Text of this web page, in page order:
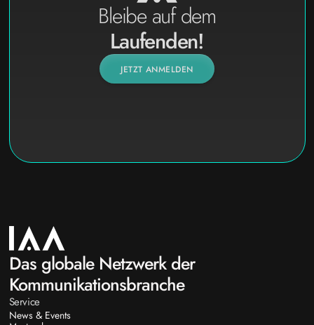
Bleibe auf dem
Laufenden!
JETZT ANMELDEN
Das globale Netzwerk der
Kommunikationsbranche
Service
News & Events